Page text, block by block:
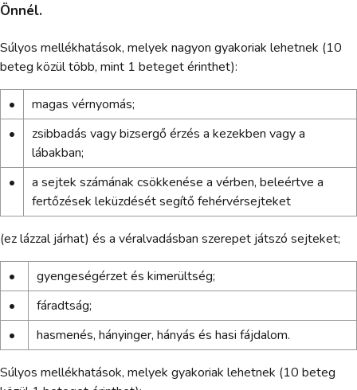
Önnél.
Súlyos mellékhatások, melyek nagyon gyakoriak lehetnek (10
beteg közül több, mint 1 beteget érinthet):
•
magas vérnyomás;
•
zsibbadás vagy bizsergő érzés a kezekben vagy a
lábakban;
•
a sejtek számának csökkenése a vérben, beleértve a
fertőzések leküzdését segítő fehérvérsejteket
(ez lázzal járhat) és a véralvadásban szerepet játszó sejteket;
•
gyengeségérzet és kimerültség;
•
fáradtság;
•
hasmenés, hányinger, hányás és hasi fájdalom.
Súlyos mellékhatások, melyek gyakoriak lehetnek (10 beteg